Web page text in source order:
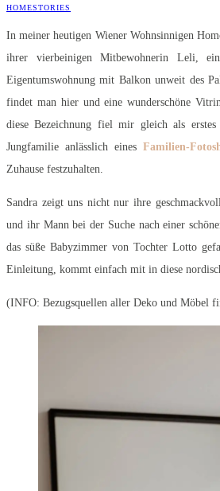
HOMESTORIES
In meiner heutigen Wiener Wohnsinnigen
ihrer vierbeinigen Mitbewohnerin Leli,
Eigentumswohnung mit Balkon unweit des
findet man hier und eine wunderschöne
diese Bezeichnung fiel mir gleich als
Jungfamilie anlässlich einesFamilien-
Zuhause festzuhalten.
Sandra zeigt uns nicht nur ihre
und ihr Mann bei der Suche nach einer
das süße Babyzimmer von Tochter Lotto
Einleitung, kommt einfach mit in diese
(INFO: Bezugsquellen aller Deko und Möbel